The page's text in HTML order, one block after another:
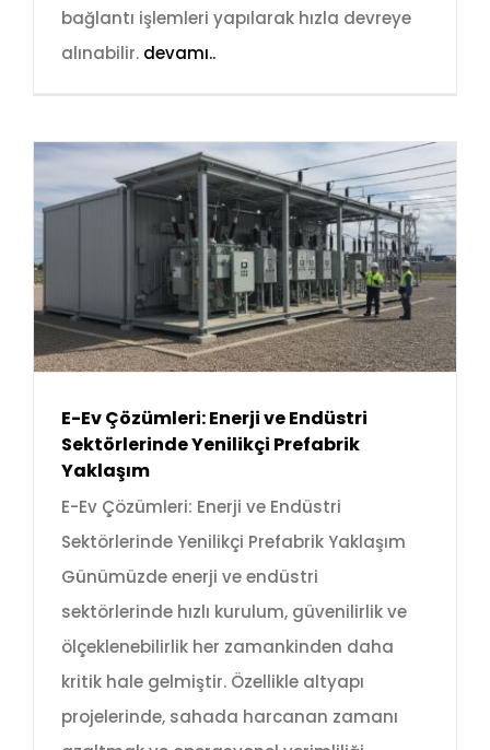
bağlantı işlemleri yapılarak hızla devreye
alınabilir. devamı..
E-Ev Çözümleri: Enerji ve Endüstri
Sektörlerinde Yenilikçi Prefabrik
Yaklaşım
E-Ev Çözümleri: Enerji ve Endüstri
Sektörlerinde Yenilikçi Prefabrik Yaklaşım
Günümüzde enerji ve endüstri
sektörlerinde hızlı kurulum, güvenilirlik ve
ölçeklenebilirlik her zamankinden daha
kritik hale gelmiştir. Özellikle altyapı
projelerinde, sahada harcanan zamanı